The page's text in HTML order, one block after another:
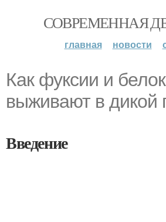
СОВРЕМЕННАЯ
главная новости
Как фуксии и
выживают в дикой
Введение